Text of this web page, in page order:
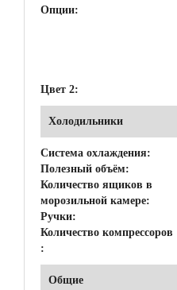
Опции:
Цвет 2:
Холодильники
Система охлаждения:
Полезный объём:
Количество ящиков в
морозильной камере:
Ручки:
Количество компрессоров
:
Общие